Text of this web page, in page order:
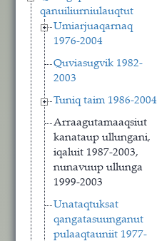
qanuiliurniulauqtut
Umiarjuaqarnaq
1976-2004
Quviasugvik 1982-
2003
Tuniq taim 1986-2004
Arraagutamaaqsiut
kanataup ullungani,
iqaluit 1987-2003,
nunavuup ullunga
1999-2003
Unataqtuksat
qangatasuunganut
pulaaqtauniit 1977-